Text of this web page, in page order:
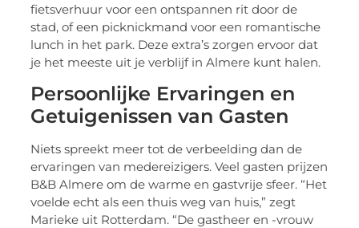
fietsverhuur voor een ontspannen rit door de
stad, of een picknickmand voor een romantische
lunch in het park. Deze extra’s zorgen ervoor dat
je het meeste uit je verblijf in Almere kunt halen.
Persoonlijke Ervaringen en
Getuigenissen van Gasten
Niets spreekt meer tot de verbeelding dan de
ervaringen van medereizigers. Veel gasten prijzen
B&B Almere om de warme en gastvrije sfeer. “Het
voelde echt als een thuis weg van huis,” zegt
Marieke uit Rotterdam. “De gastheer en -vrouw